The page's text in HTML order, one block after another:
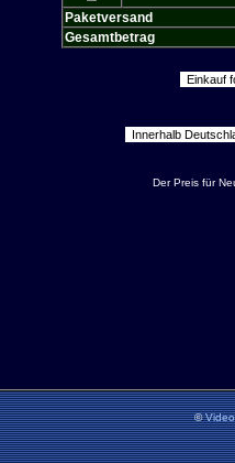
Paketversand
Gesamtbetrag
Der Preis für
©